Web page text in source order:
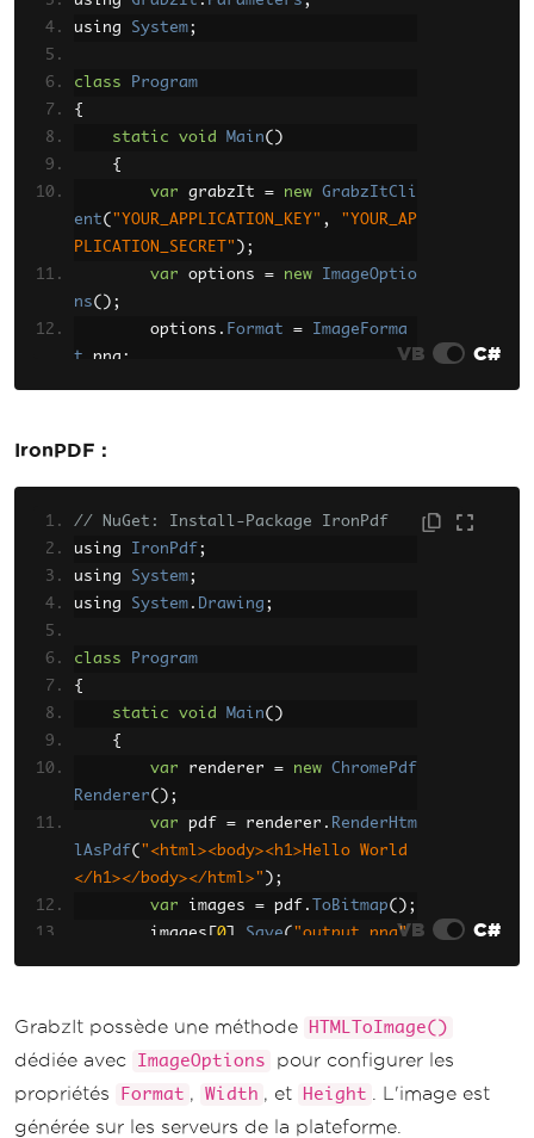
using System;
class
Program
{
static
void Main()
{
var grabzIt = new
GrabzItCli
ent( "YOUR_APPLICATION_KEY" ,
"YOUR_AP
PLICATION_SECRET" );
var options = new
ImageOptio
ns();
        options
. Format =
ImageForma
t
png ;
ml>" , options);
        grabzIt
g");
}
VB C#
IronPDF :
// NuGet: Install-Package IronPdf
using IronPdf ;
using System;
using System . Drawing ;
class
Program
{
static
void Main()
{
var renderer = new
ChromePdf
Renderer();
var pdf = renderer . RenderHtm
lAsPdf( "<html><body><h1>Hello World
</h1></body></html>" );
var images = pdf . ToBitmap();
        images
[ 0 ]. Save( "output.png",
VB C#
GrabzIt possède une méthode HTMLToImage()
dédiée avec ImageOptions
pour configurer les
propriétés
Format , Width , et Height
. L'image est
générée sur les serveurs de la plateforme.